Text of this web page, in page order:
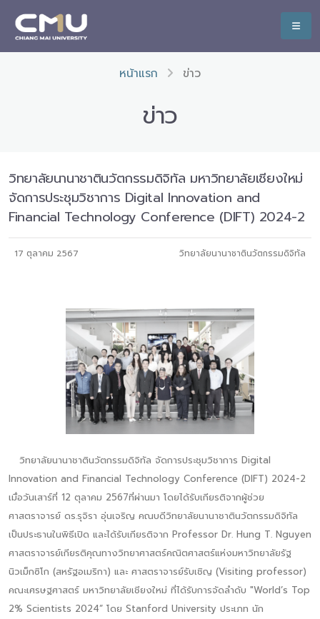
หน้าแรก ข่าว
ข่าว
วิทยาลัยนานาชาตินวัตกรรมดิจิทัล มหาวิทยาลัยเชียงใหม่
จัดการประชุมวิชาการ Digital Innovation and
Financial Technology Conference (DIFT) 2024-2
17 ตุลาคม 2567 วิทยาลัยนานาชาตินวัตกรรมดิจิทัล
วิทยาลัยนานาชาตินวัตกรรมดิจิทัล จัดการประชุมวิชาการ Digital
Innovation and Financial Technology Conference (DIFT) 2024-2
เมื่อวันเสาร์ที่ 12 ตุลาคม 2567ที่ผ่านมา โดยได้รับเกียรติจากผู้ช่วย
ศาสตราจารย์ ดร.รุจิรา อุ่นเจริญ คณบดีวิทยาลัยนานาชาตินวัตกรรมดิจิทัล
เป็นประธานในพิธีเปิด และได้รับเกียรติจาก Professor Dr. Hung T. Nguyen
ศาสตราจารย์เกียรติคุณทางวิทยาศาสตร์คณิตศาสตร์แห่งมหาวิทยาลัยรัฐ
นิวเม็กซิโก (สหรัฐอเมริกา) และ ศาสตราจารย์รับเชิญ (Visiting professor)
คณะเศรษฐศาสตร์ มหาวิทยาลัยเชียงใหม่ ที่ได้รับการจัดลำดับ "World’s Top
2% Scientists 2024” โดย Stanford University ประเภท นัก